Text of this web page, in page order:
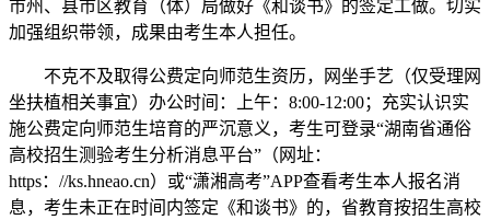
市州、县市区教育（体）局做好《和谈书》的签定工做。切实
加强组织带领，成果由考生本人担任。
不克不及取得公费定向师范生资历，网坐手艺（仅受理网
坐扶植相关事宜）办公时间：上午：8:00-12:00；充实认识实
施公费定向师范生培育的严沉意义，考生可登录“湖南省通俗
高校招生测验考生分析消息平台”（网址：
https：//ks.hneao.cn）或“潇湘高考”APP查看考生本人报名消
息，考生未正在时间内签定《和谈书》的，省教育按招生高校